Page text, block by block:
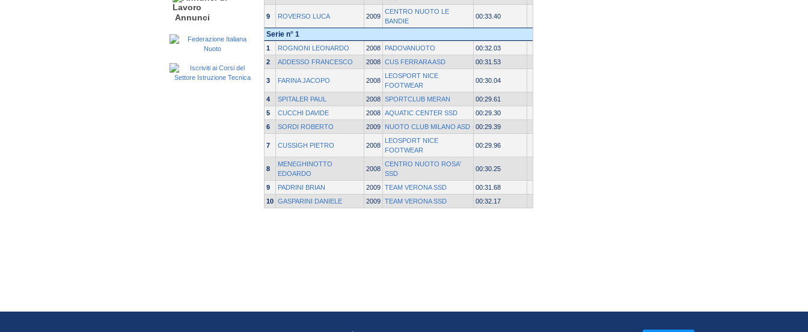
Annunci 9 ROVERSO LUCA 2009
CENTRO NUOTO LE
BANDIE
00:33.40
Serie n° 1
1 ROGNONI LEONARDO 2008 PADOVANUOTO
00:32.03
2
ADDESSO FRANCESCO 2008 CUS FERRARA ASD 00:31.53
3 FARINA JACOPO 2008
LEOSPORT NICE
FOOTWEAR
00:30.04
4 SPITALER PAUL 2008 SPORTCLUB MERAN
00:29.61
5
CUCCHI DAVIDE 2008 AQUATIC CENTER SSD
00:29.30
6
SORDI ROBERTO 2009 NUOTO CLUB MILANO ASD 00:29.39
7 CUSSIGH PIETRO 2008
LEOSPORT NICE
FOOTWEAR
00:29.96
8
MENEGHINOTTO
EDOARDO
2008
CENTRO NUOTO ROSA'
SSD
00:30.25
9 PADRINI BRIAN 2009 TEAM VERONA SSD
00:31.68
10 GASPARINI DANIELE 2009 TEAM VERONA SSD 00:32.17